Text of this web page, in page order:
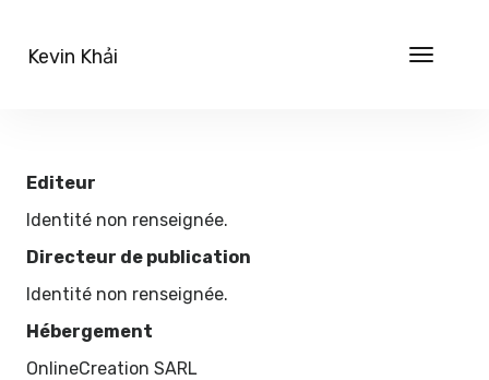
Toggle
Kevin Khải
Editeur
Identité non renseignée.
Directeur de publication
Identité non renseignée.
Hébergement
OnlineCreation SARL